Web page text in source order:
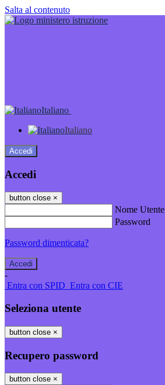
Salta al contenuto
Italiano
Italiano
Accedi
Accedi
button close ×
Nome Utente
Password
Password dimenticata?
-
Entra con SPID Entra con CIE
Seleziona utente
button close ×
Recupero password
button close ×